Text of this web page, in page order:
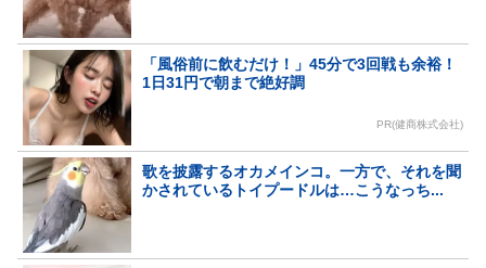
「風俗前に飲むだけ！」45分で3回戦も余裕！
1日31円で朝まで絶好調
PR(健商株式会社)
歌を披露するオカメインコ。一方で、それを聞
かされているトイプードルは…こうなっち...